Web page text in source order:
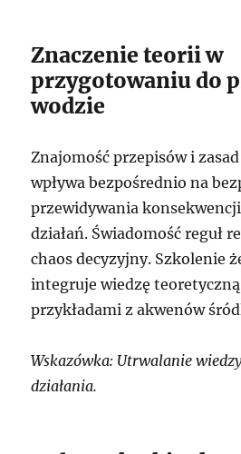
Znaczenie teorii w
przygotowaniu do
wodzie
Znajomość przepisów i
wpływa bezpośrednio na
przewidywania
działań. Świadomość reguł
chaos decyzyjny. Szkolenie
integruje wiedzę
przykładami z akwenów
Wskazówka: Utrwalanie
działania.